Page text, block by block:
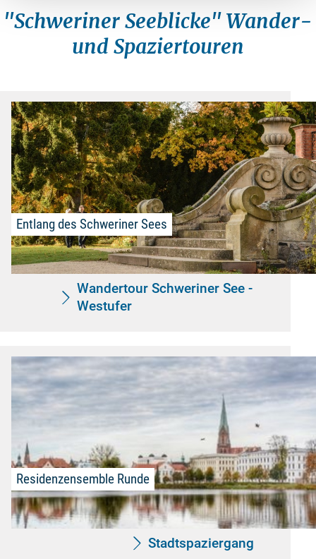
"Schweriner Seeblicke" Wander-
und Spaziertouren
Entlang des Schweriner Sees
Wandertour Schweriner See -
Westufer
Residenzensemble Runde
Stadtspaziergang